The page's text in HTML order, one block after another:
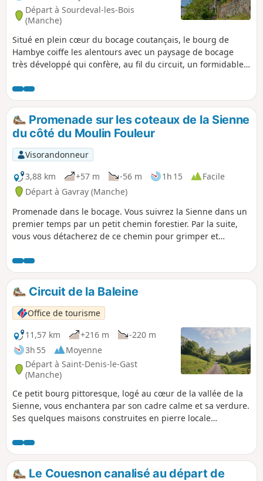
Départ à Sourdeval-les-Bois
(Manche)
Situé en plein cœur du bocage coutançais, le bourg de
Hambye coiffe les alentours avec un paysage de bocage
très développé qui confère, au fil du circuit, un formidable
témoignage des paysages des vallées normandes, avec des
prairies, certaines humides en fond de vallée et des
boisements sur les versants.
Promenade sur les coteaux de la Sienne
du côté du Moulin Fouleur
Visorandonneur
3,88 km
+57 m -56 m 1h 15
Facile
Départ à Gavray (Manche)
Promenade dans le bocage. Vous suivrez la Sienne dans un
premier temps par un petit chemin forestier. Par la suite,
vous vous détacherez de ce chemin pour grimper et
rivière jusqu'à un petit chalet au point culminant.
Circuit de la Baleine
Office de tourisme
11,57 km
+216 m
-220 m
3h 55
Moyenne
Départ à Saint-Denis-le-Gast
(Manche)
Ce petit bourg pittoresque, logé au cœur de la vallée de la
Sienne, vous enchantera par son cadre calme et sa verdure.
Ses quelques maisons construites en pierre locale
cette vallée sont couverts de hêtres dont le bois dur et
homogène est utilisé tant en menuiserie qu'en ébénisterie
et plus simplement en bois de chauffage.
Le Couesnon canalisé au départ de